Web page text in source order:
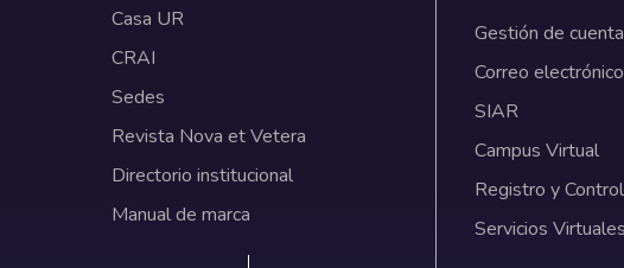
Casa UR
CRAI
Sedes
Revista Nova et Vetera
Directorio institucional
Manual de marca
Gestión de
Correo electrónico
SIAR
Campus Virtual
Registro y Control
Servicios Virtuales